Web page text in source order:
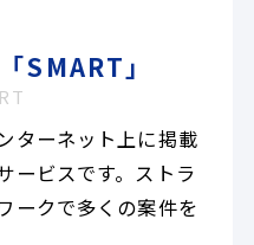
SMART」
ターネット上に掲載
ービスです。ストラ
ークで多くの案件を